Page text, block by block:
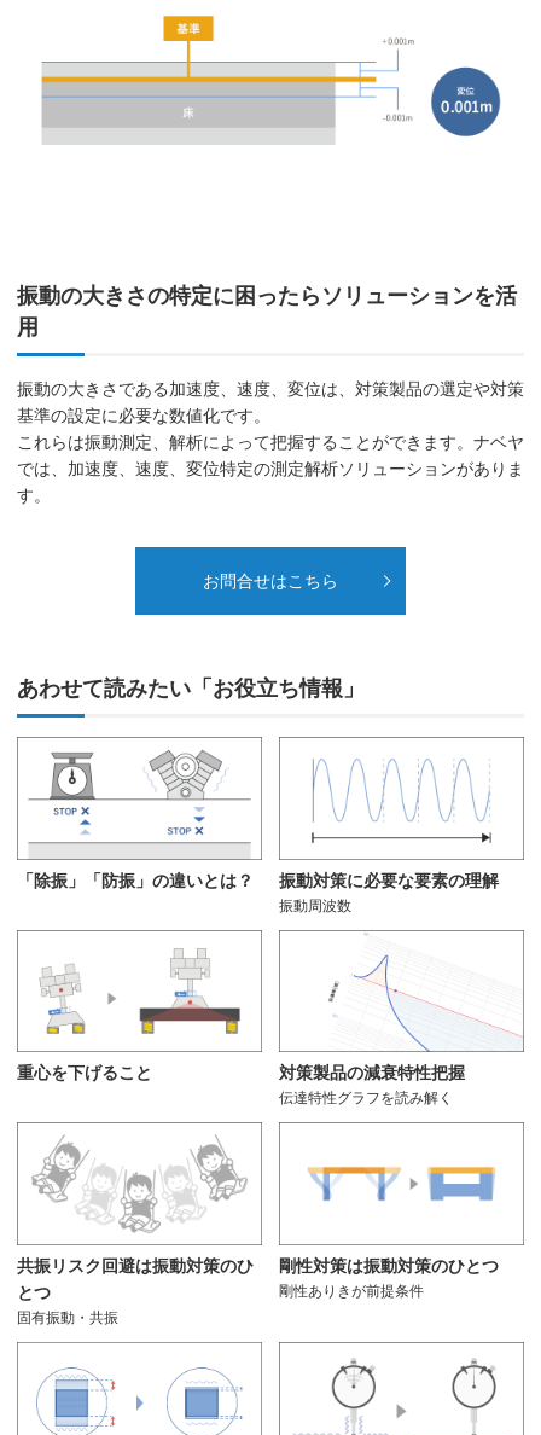
振動の大きさの特定に困ったらソリューションを活
用
振動の大きさである加速度、速度、変位は、対策製品の選定や対策
基準の設定に必要な数値化です。
これらは振動測定、解析によって把握することができます。ナベヤ
では、加速度、速度、変位特定の測定解析ソリューションがありま
す。
お問合せはこちら
あわせて読みたい「お役立ち情報」
「除振」「防振」の違いとは？ 振動対策に必要な要素の理解
振動周波数
重心を下げること 対策製品の減衰特性把握
伝達特性グラフを読み解く
共振リスク回避は振動対策のひ
とつ
固有振動・共振
剛性対策は振動対策のひとつ
剛性ありきが前提条件